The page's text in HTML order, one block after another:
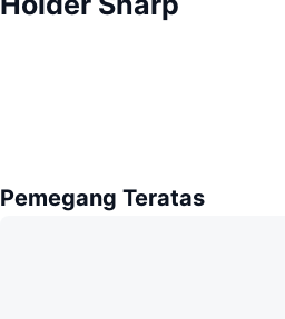
Pemegang Teratas